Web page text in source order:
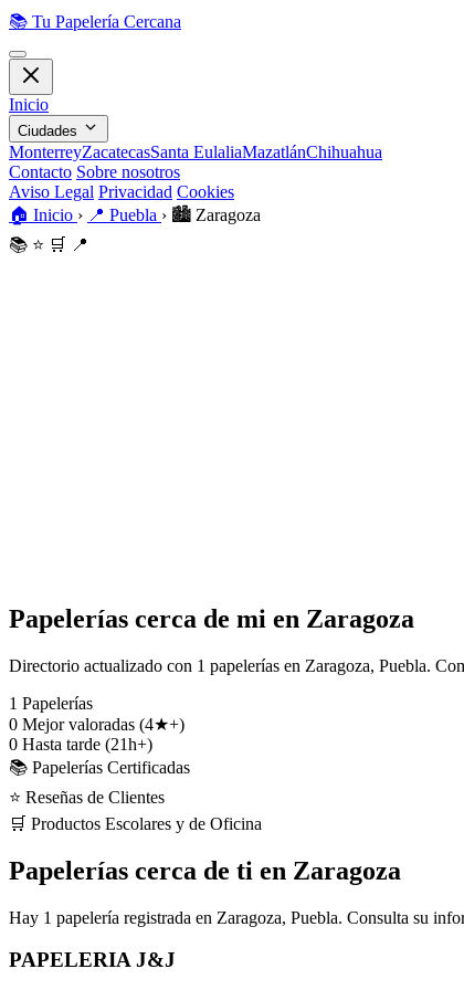
📚 Tu Papelería Cercana
Inicio
Ciudades
MonterreyZacatecasSanta EulaliaMazatlánChihuahua
Contacto Sobre nosotros
Aviso Legal Privacidad Cookies
🏠 Inicio › 📍 Puebla › 🏙️ Zaragoza
📚 ⭐ 🛒 📍
Papelerías cerca de mi en Zaragoza
Directorio actualizado con 1 papelerías en Zaragoza, Puebla.
1 Papelerías
0 Mejor valoradas (4★+)
0 Hasta tarde (21h+)
📚 Papelerías Certificadas
⭐ Reseñas de Clientes
🛒 Productos Escolares y de Oficina
Papelerías cerca de ti en Zaragoza
Hay 1 papelería registrada en Zaragoza, Puebla. Consulta su
PAPELERIA J&J